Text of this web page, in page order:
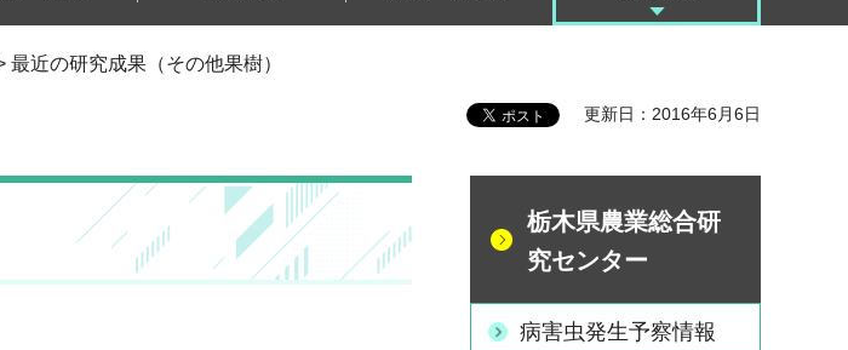
最近の研究成果（その他果樹）
更新日：2016年6月6日
栃木県農業総合研
究センター
病害虫発生予察情報